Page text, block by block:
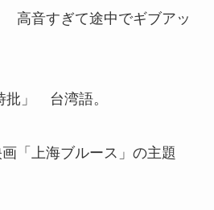
高音すぎて途中でギブアッ
批」 台湾語。
「上海ブルース」の主題